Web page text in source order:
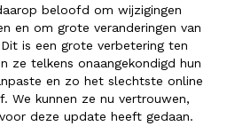
beloofd om wijzigingen
en om grote veranderingen van
is een grote verbetering ten
ze telkens onaangekondigd hun
en zo het slechtste online
We kunnen ze nu vertrouwen,
deze update heeft gedaan.